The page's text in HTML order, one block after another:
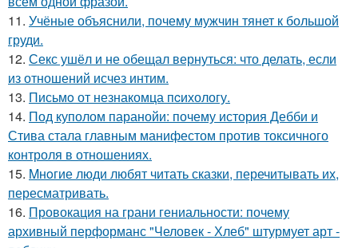
11. Учёные объяснили, почему мужчин тянет к большой
груди.
12. Секс ушёл и не обещал вернуться: что делать, если
из отношений исчез интим.
13. Письмo от незнакомца пcихологу.
14. Под куполом паранойи: почему история Дебби и
Стива стала главным манифестом против токсичного
контроля в отношениях.
15. Mнoгие люди любят читать сказки, перечитывать их,
пересматривать.
16. Провокация на грани гениальности: почему
архивный перформанс "Человек - Хлеб" штурмует арт -